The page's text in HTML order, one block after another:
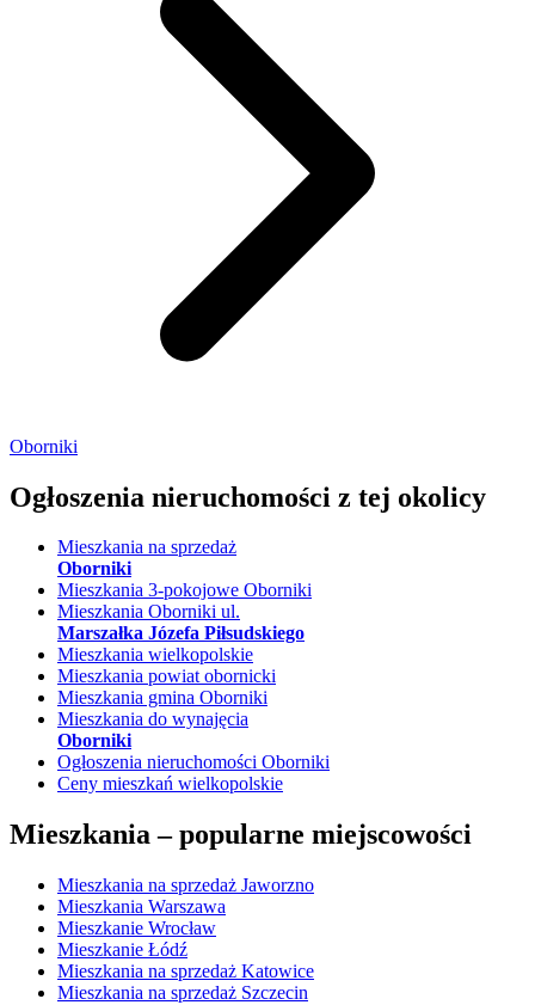
Oborniki
Ogłoszenia nieruchomości z tej okolicy
Mieszkania na sprzedaż
Oborniki
Mieszkania 3-pokojowe Oborniki
Mieszkania Oborniki ul.
Marszałka Józefa Piłsudskiego
Mieszkania wielkopolskie
Mieszkania powiat obornicki
Mieszkania gmina Oborniki
Mieszkania do wynajęcia
Oborniki
Ogłoszenia nieruchomości Oborniki
Ceny mieszkań wielkopolskie
Mieszkania –popularne miejscowości
Mieszkania na sprzedaż Jaworzno
Mieszkania Warszawa
Mieszkanie Wrocław
Mieszkanie Łódź
Mieszkania na sprzedaż Katowice
Mieszkania na sprzedaż Szczecin